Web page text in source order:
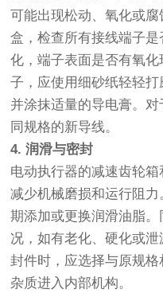
可能出现松动、氧化或
盒，检查所有接线端子
化，端子表面是否有氧
子，应使用细砂纸轻轻
并涂抹适量的导电膏。
同规格的新导线。
4. 润滑与密封
电动执行器的减速齿轮
减少机械磨损和运行阻
期添加或更换润滑油脂
况，如有老化、硬化或
封件时，应选择与原规
杂质进入内部机构。